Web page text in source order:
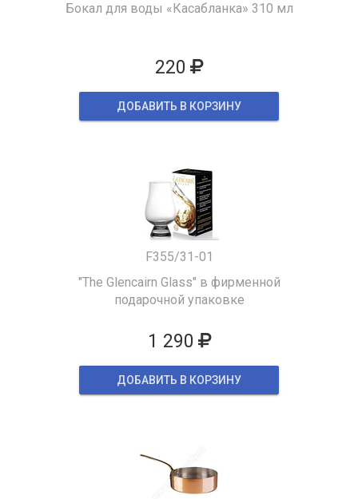
Бокал для воды «Касабланка» 310 мл
220
ДОБАВИТЬ В КОРЗИНУ
F355/31-01
"The Glencairn Glass" в фирменной
подарочной упаковке
1 290
ДОБАВИТЬ В КОРЗИНУ